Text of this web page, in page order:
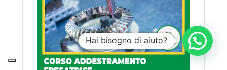
Hai bisogno di aiuto?